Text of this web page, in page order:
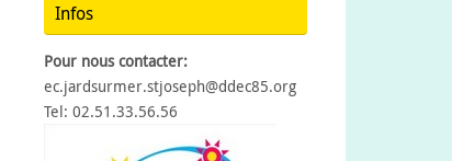
Infos
Pour nous contacter:
ec.jardsurmer.stjoseph@ddec85.org
Tel: 02.51.33.56.56